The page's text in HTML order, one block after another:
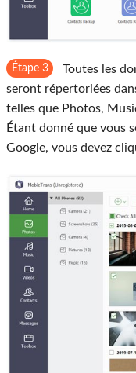
Étape 3
Toutes les
seront répertoriées
telles que Photos,
Étant donné que vous
Google, vous devez